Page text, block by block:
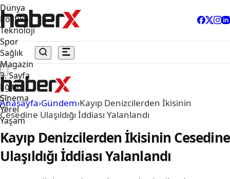
Dünya
Politika
Teknoloji
Spor
Sağlık
Magazin
3. Sayfa
Eğitim
Sinema
Yerel
Yaşam
Anasayfa›Gündem›Kayıp Denizcilerden İkisinin
Cesedine Ulaşıldığı İddiası Yalanlandı
Kayıp Denizcilerden İkisinin Cesedine
Ulaşıldığı İddiası Yalanlandı